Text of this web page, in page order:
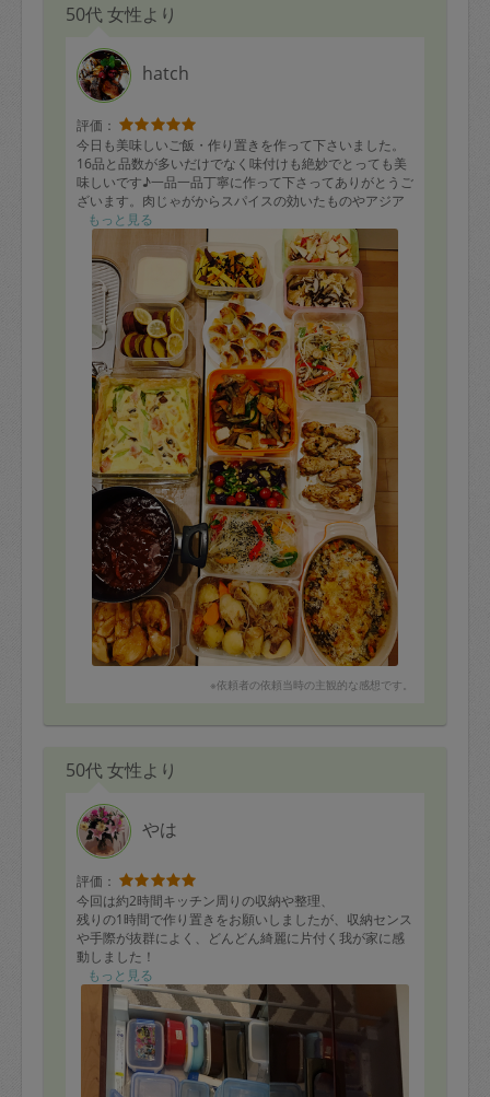
50代 女性より
hatch
評価：
今日も美味しいご飯・作り置きを作って下さいました。
16品と品数が多いだけでなく味付けも絶妙でとっても美
味しいです♪一品一品丁寧に作って下さってありがとうご
ざいます。肉じゃがからスパイスの効いたものやアジア
ン料理、チョコクロワッサンまで様々なジャンルのもの
を作って下さって毎回本当に凄いです。お野菜も柔らか
くどの料理も冷めても美味しいです。またリピートした
い料理が増えました(笑)
来週もよろしくお願いします。
【料理】
＊チャプチェ
＊プリン
＊チョコクロワッサン
＊ホタテともやしのバター炒め
＊キッシュ
＊さつまいものレモン煮
＊ハッシュドビーフ
＊肉じゃが
＊ナスの南蛮
＊かぼちゃ焼きコロッケ
＊チキンの照り焼き
＊ケイジャンチキン
＊さつまいもの昆布和え
＊りんごとツナのサラダ
＊しいたけと揚げの卵とじ
＊厚揚げのオイスター炒め
もっと見る
※依頼者の依頼当時の主観的な感想です。
50代 女性より
やは
評価：
今回は約2時間キッチン周りの収納や整理、
残りの1時間で作り置きをお願いしましたが、収納センス
や手際が抜群によく、どんどん綺麗に片付く我が家に感
動しました！
散らかって溢れていたタッパーや鍋、掃除用具、ストッ
クも綺麗に整理されて使いやすくなり大満足です！
残りの1時間で人参しりしり、ブロッコリー、ベーコン、
ゆで卵のサラダ、鶏肉のオイスター炒め、そぼろなどを
スピーディーに作っていただき大変助かりましたし、味
も美味しかったです。またお願いしたいです。ありがと
うございます。
もっと見る